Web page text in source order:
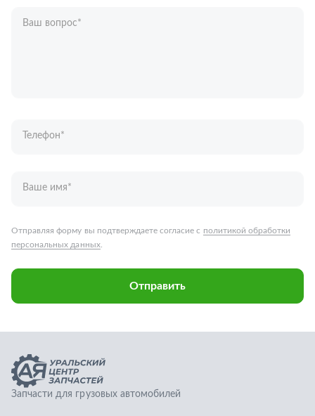
Ваш вопрос*
Запчасти для грузовых автомобилей
Каталог запчастей
Спецпредложения
О компании
Контакты